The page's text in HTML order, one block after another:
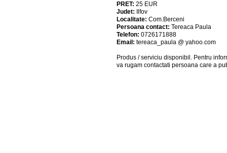
PRET: 25 EUR
Judet:
Ilfov
Localitate: Com.Berceni
Persoana contact: Tereaca Paula
Telefon: 0726171888
Email: tereaca_paula @ yahoo.com
Produs / serviciu disponibil . Pentru
va rugam contactati persoana care a